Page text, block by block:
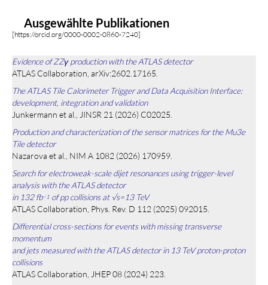
Ausgewählte Publikationen
[https://orcid.org/0000-0002-0860-7240]
Evidence of ZZγ production with the ATLAS detector
ATLAS Collaboration, arXiv:2602.17165.
The ATLAS Tile Calorimeter Trigger and Data Acquisition Interface:
development, integration and validation
Junkermann et al., JINSR 21 (2026) C02025.
Production and characterization of the sensor matrices for the Mu3e
Tile detector
Nazarova et al., NIM A 1082 (2026) 170959.
Search for electroweak-scale dijet resonances using trigger-level
analysis with the ATLAS detector
in 132 fb−1 of pp collisions at √s=13 TeV
ATLAS Collaboration, Phys. Rev. D 112 (2025) 092015.
Differential cross-sections for events with missing transverse
momentum
and jets measured with the ATLAS detector in 13 TeV proton-proton
collisions
ATLAS Collaboration, JHEP 08 (2024) 223.